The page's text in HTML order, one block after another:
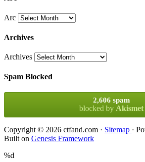
Arc
Archives
Archives
Spam Blocked
2,606 spam
blocked by Akismet
Copyright © 2026 ctfand.com · Sitemap ·
Built on Genesis Framework
%d